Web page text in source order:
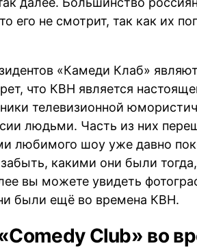
его не смотрит, так как их
«Камеди Клаб»
что КВН является
телевизионной
людьми. Часть из них
любимого шоу уже давно
какими они были
вы можете увидеть
были ещё во времена КВН.
Club» во